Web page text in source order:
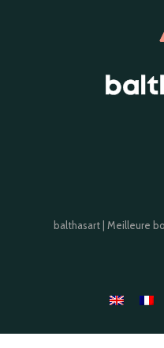
balthasart | Meilleure